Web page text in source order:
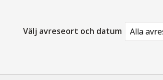
Välj avreseort och datum